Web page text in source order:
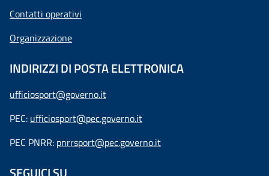
Contatti operativi
Organizzazione
INDIRIZZI DI POSTA ELETTRONICA
ufficiosport@governo.it
PEC: ufficiosport@pec.governo.it
PEC PNRR: pnrrsport@pec.governo.it